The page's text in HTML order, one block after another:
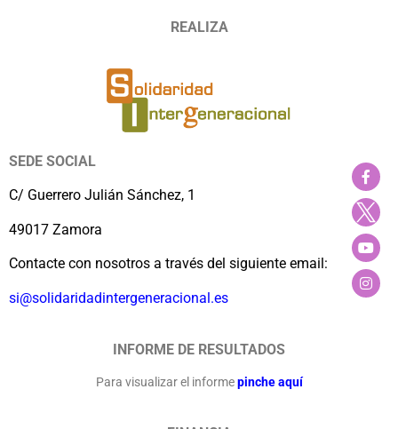
REALIZA
SEDE SOCIAL
C/ Guerrero Julián Sánchez, 1
49017 Zamora
Contacte con nosotros a través del siguiente email:
si@solidaridadintergeneracional.es
INFORME DE RESULTADOS
Para visualizar el informe pinche aquí